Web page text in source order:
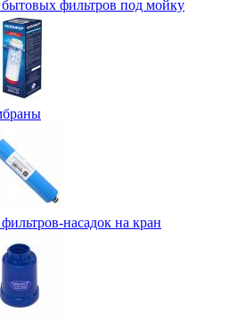
фильтров под мойку
насадок на кран